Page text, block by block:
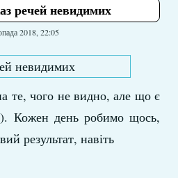
речей невидимих
2018, 22:05
те, чого не видно, але що є
Кожен день робимо щось,
результат, навіть